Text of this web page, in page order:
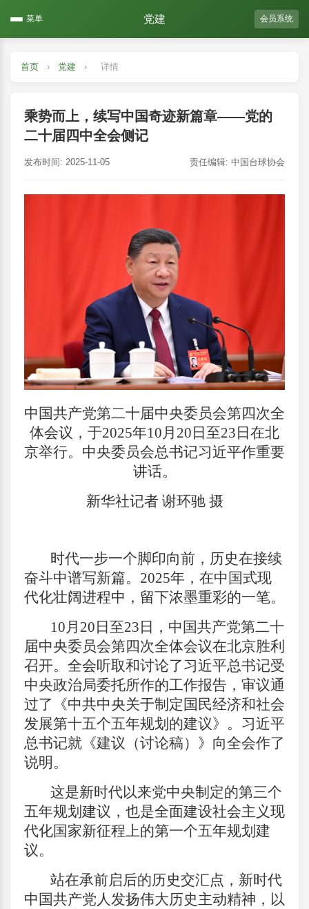
菜单 党建 会员系统
首页 › 党建 › 详情
乘势而上，续写中国奇迹新篇章——党的
二十届四中全会侧记
发布时间: 2025-11-05 责任编辑: 中国台球协会
中国共产党第二十届中央委员会第四次全
体会议，于2025年10月20日至23日在北
京举行。中央委员会总书记习近平作重要
讲话。
新华社记者 谢环驰 摄
时代一步一个脚印向前，历史在接续
奋斗中谱写新篇。2025年，在中国式现
代化壮阔进程中，留下浓墨重彩的一笔。
10月20日至23日，中国共产党第二十
届中央委员会第四次全体会议在北京胜利
召开。全会听取和讨论了习近平总书记受
中央政治局委托所作的工作报告，审议通
过了《中共中央关于制定国民经济和社会
发展第十五个五年规划的建议》。习近平
总书记就《建议（讨论稿）》向全会作了
说明。
这是新时代以来党中央制定的第三个
五年规划建议，也是全面建设社会主义现
代化国家新征程上的第一个五年规划建
议。
站在承前启后的历史交汇点，新时代
中国共产党人发扬伟大历史主动精神，以